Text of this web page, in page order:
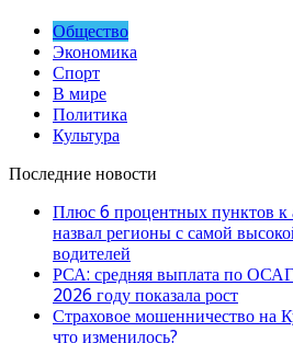
Общество
Экономика
Спорт
В мире
Политика
Культура
Последние новости
Плюс 6 процентных пунктов к
назвал регионы с самой
водителей
РСА: средняя выплата по
2026 году показала рост
Страховое мошенничество на
что изменилось?